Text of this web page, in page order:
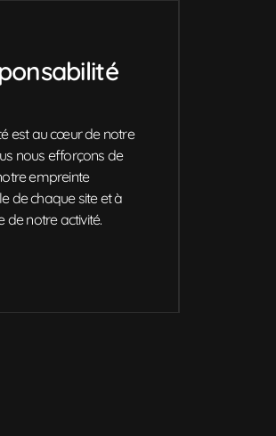
est au cœur de notre
nous efforçons de
empreinte
de chaque site et à
de notre activité.